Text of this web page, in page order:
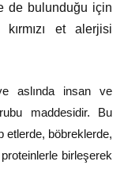
de bulunduğu için
et alerjisi
aslında insan ve
maddesidir. Bu
etlerde, böbreklerde,
birleşerek